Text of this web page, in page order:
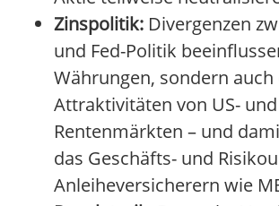
Zinspolitik: Divergenzen
und Fed-Politik
Währungen, sondern
Attraktivitäten von US-
Rentenmärkten – und
das Geschäfts- und
Anleiheversicherern wie